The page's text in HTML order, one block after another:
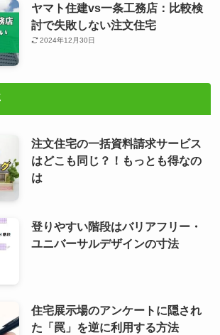
ヤマト住建vs一条工務店：比較検
討で失敗しない注文住宅
2024年12月30日
注文住宅の一括資料請求サービス
はどこも同じ？！もっとも得なの
は
登りやすい階段はバリアフリー・
ユニバーサルデザインの寸法
住宅展示場のアンケートに隠され
た「罠」を逆に利用する方法